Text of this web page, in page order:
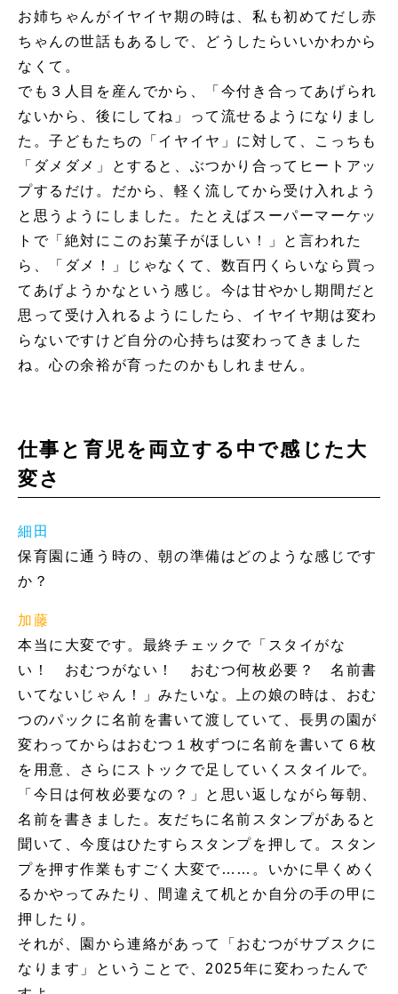
お姉ちゃんがイヤイヤ期の時は、私も初めてだし赤
ちゃんの世話もあるしで、どうしたらいいかわから
なくて。
でも３人目を産んでから、「今付き合ってあげられ
ないから、後にしてね」って流せるようになりまし
た。子どもたちの「イヤイヤ」に対して、こっちも
「ダメダメ」とすると、ぶつかり合ってヒートアッ
プするだけ。だから、軽く流してから受け入れよう
と思うようにしました。たとえばスーパーマーケッ
トで「絶対にこのお菓子がほしい！」と言われた
ら、「ダメ！」じゃなくて、数百円くらいなら買っ
てあげようかなという感じ。今は甘やかし期間だと
思って受け入れるようにしたら、イヤイヤ期は変わ
らないですけど自分の心持ちは変わってきました
ね。心の余裕が育ったのかもしれません。
仕事と育児を両立する中で感じた大
変さ
細田
保育園に通う時の、朝の準備はどのような感じです
か？
加藤
本当に大変です。最終チェックで「スタイがな
い！ おむつがない！ おむつ何枚必要？ 名前書
いてないじゃん！」みたいな。上の娘の時は、おむ
つのパックに名前を書いて渡していて、長男の園が
変わってからはおむつ１枚ずつに名前を書いて６枚
を用意、さらにストックで足していくスタイルで。
「今日は何枚必要なの？」と思い返しながら毎朝、
名前を書きました。友だちに名前スタンプがあると
聞いて、今度はひたすらスタンプを押して。スタン
プを押す作業もすごく大変で……。いかに早くめく
るかやってみたり、間違えて机とか自分の手の甲に
押したり。
それが、園から連絡があって「おむつがサブスクに
なります」ということで、2025年に変わったんで